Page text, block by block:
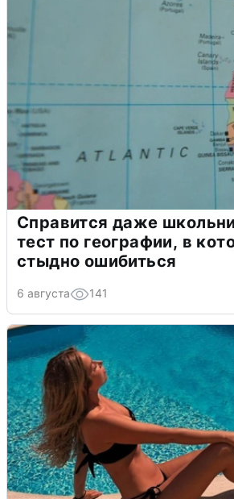
Справится даже
тест по географии, в
стыдно ошибиться
6 августа 141